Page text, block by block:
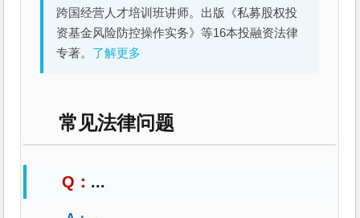
跨国经营人才培训班讲师。出版《私募股权投
资基金风险防控操作实务》等16本投融资法律
专著。 了解更多
常见法律问题
...